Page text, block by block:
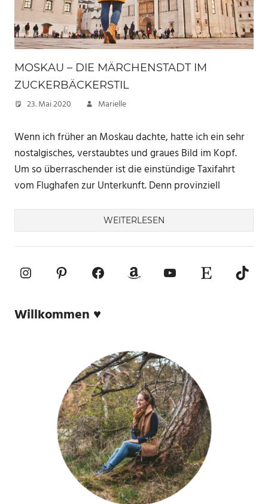
MOSKAU – DIE MÄRCHENSTADT IM
ZUCKERBÄCKERSTIL
23. Mai 2020 Marielle
Wenn ich früher an Moskau dachte, hatte ich ein sehr
nostalgisches, verstaubtes und graues Bild im Kopf.
Um so überraschender ist die einstündige Taxifahrt
vom Flughafen zur Unterkunft. Denn provinziell
WEITERLESEN
InstagramPinterestFacebookAmazonYouTube
Etsy-Shop
Willkommen ♥